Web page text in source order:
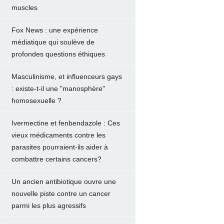
muscles
Fox News : une expérience
médiatique qui soulève de
profondes questions éthiques
Masculinisme, et influenceurs gays
: existe-t-il une "manosphère"
homosexuelle ?
Ivermectine et fenbendazole : Ces
vieux médicaments contre les
parasites pourraient-ils aider à
combattre certains cancers?
Un ancien antibiotique ouvre une
nouvelle piste contre un cancer
parmi les plus agressifs